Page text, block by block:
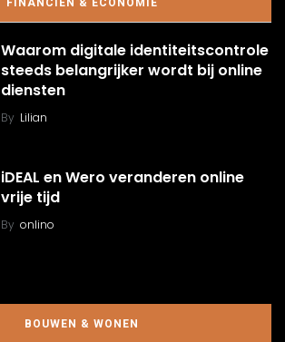
FINANCIËN & ECONOMIE
Waarom digitale identiteitscontrole
steeds belangrijker wordt bij online
diensten
By Lilian
iDEAL en Wero veranderen online
vrije tijd
By onlino
BOUWEN & WONEN